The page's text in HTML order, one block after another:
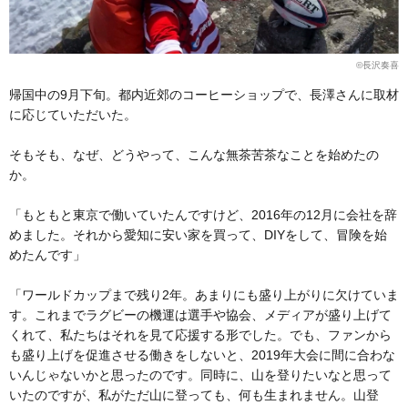
©長沢奏喜
帰国中の9月下旬。都内近郊のコーヒーショップで、長澤さんに取材
に応じていただいた。
そもそも、なぜ、どうやって、こんな無茶苦茶なことを始めたの
か。
「もともと東京で働いていたんですけど、2016年の12月に会社を辞
めました。それから愛知に安い家を買って、DIYをして、冒険を始
めたんです」
「ワールドカップまで残り2年。あまりにも盛り上がりに欠けていま
す。これまでラグビーの機運は選手や協会、メディアが盛り上げて
くれて、私たちはそれを見て応援する形でした。でも、ファンから
も盛り上げを促進させる働きをしないと、2019年大会に間に合わな
いんじゃないかと思ったのです。同時に、山を登りたいなと思って
いたのですが、私がただ山に登っても、何も生まれません。山登